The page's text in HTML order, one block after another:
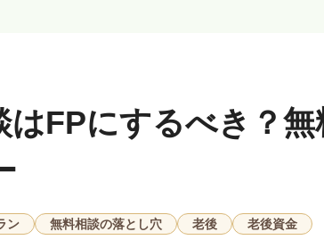
はFPにするべき？
ン 無料相談の落とし穴 老後 老後資金